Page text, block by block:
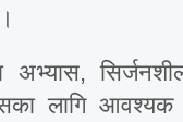
अभ्यास,
लागि